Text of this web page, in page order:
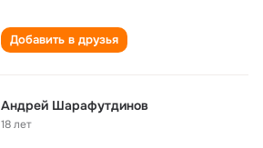
Добавить в друзья
Андрей Шарафутдинов
18 лет